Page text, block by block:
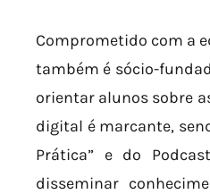
Comprometido com a
também é sócio-
orientar alunos sobre
digital é marcante,
Prática” e do
disseminar